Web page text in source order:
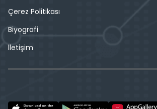
Çerez Politikası
Biyografi
İletişim